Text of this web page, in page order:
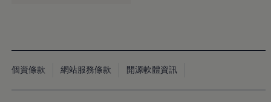
個資條款 網站服務條款 開源軟體資訊